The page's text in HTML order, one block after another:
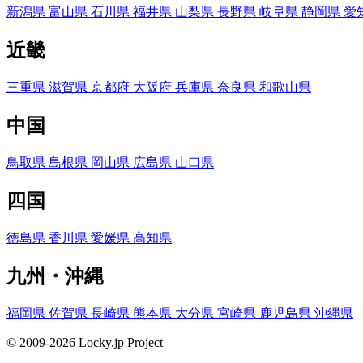
新潟県 富山県 石川県 福井県 山梨県 長野県 岐阜県 静岡県 愛
近畿
三重県 滋賀県 京都府 大阪府 兵庫県 奈良県 和歌山県
中国
鳥取県 島根県 岡山県 広島県 山口県
四国
徳島県 香川県 愛媛県 高知県
九州・沖縄
福岡県 佐賀県 長崎県 熊本県 大分県 宮崎県 鹿児島県 沖縄県
© 2009-2026 Locky.jp Project